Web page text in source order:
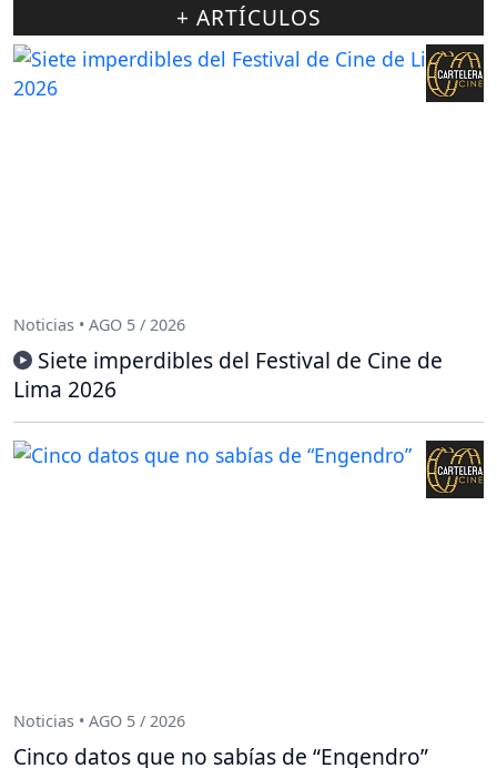
+ ARTÍCULOS
Noticias • AGO 5 / 2026
Siete imperdibles del Festival de Cine de
Lima 2026
Noticias • AGO 5 / 2026
Cinco datos que no sabías de “Engendro”